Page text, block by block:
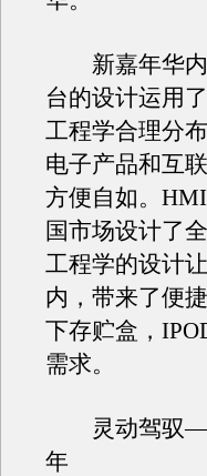
新嘉年华内
台的设计运用
工程学合理分
电子产品和互
方便自如。
国市场设计了
工程学的设计
内，带来了便
下存贮盒，
需求。
灵动驾驭——
年